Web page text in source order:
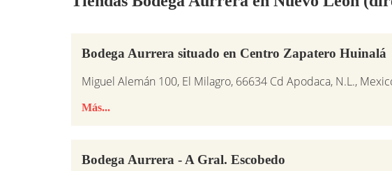
Bodega Aurrera situado en Centro Zapatero Huinalá
Miguel Alemán 100, El Milagro, 66634 Cd Apodaca, N.L.,
Más...
Bodega Aurrera - A Gral. Escobedo